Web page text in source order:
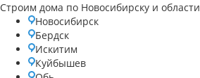
Строим дома по Новосибирску и области
Новосибирск
Бердск
Искитим
Куйбышев